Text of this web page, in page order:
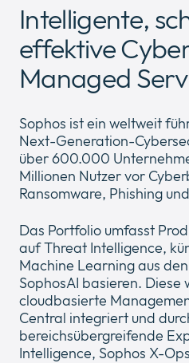
Unternehmen
ID Connect
News
Legal & Compliance
Intelligente,
effektive
Managed
Sophos ist ein weltweit
Next-Generation-
über 600.000
Millionen Nutzer vor
Ransomware, Phishing
Das Portfolio umfasst
auf Threat Intelligence,
Machine Learning aus
SophosAI basieren. Diese
cloudbasierte
Central integriert und
bereichsübergreifende
Intelligence, Sophos X-